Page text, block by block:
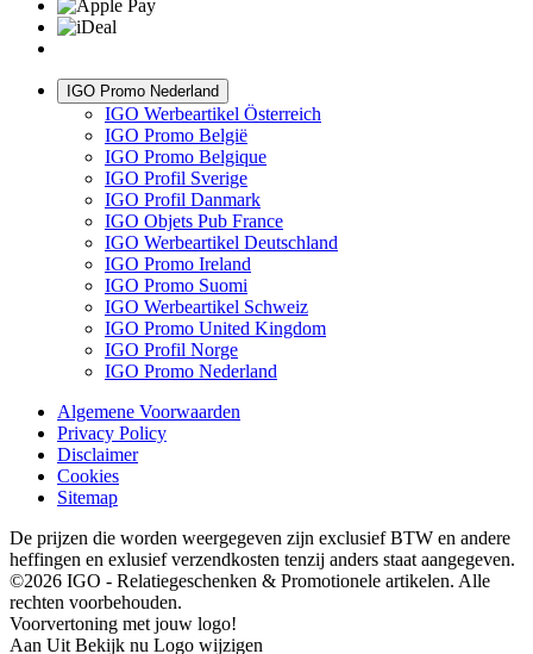
IGO Promo Nederland
IGO Werbeartikel Österreich
IGO Promo België
IGO Promo Belgique
IGO Profil Sverige
IGO Profil Danmark
IGO Objets Pub France
IGO Werbeartikel Deutschland
IGO Promo Ireland
IGO Promo Suomi
IGO Werbeartikel Schweiz
IGO Promo United Kingdom
IGO Profil Norge
IGO Promo Nederland
Algemene Voorwaarden
Privacy Policy
Disclaimer
Cookies
Sitemap
De prijzen die worden weergegeven zijn exclusief BTW en andere
heffingen en exlusief verzendkosten tenzij anders staat aangegeven.
©2026 IGO - Relatiegeschenken & Promotionele artikelen. Alle
rechten voorbehouden.
Voorvertoning met jouw logo!
Aan Uit Bekijk nu Logo wijzigen